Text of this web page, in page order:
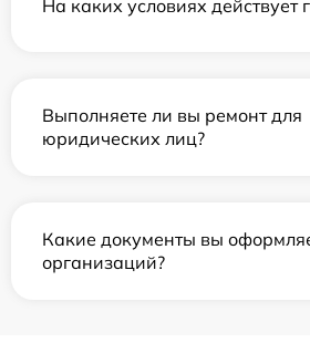
На каких условиях действует
Выполняете ли вы ремонт для
юридических лиц?
Какие документы вы
организаций?